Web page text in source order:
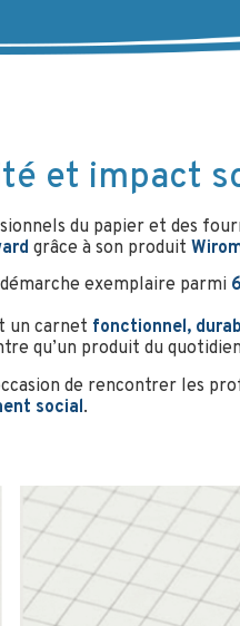
et impact
du papier et des
grâce à son produit
exemplaire parmi
un carnet fonctionnel,
qu’un produit du
de rencontrer les
social.